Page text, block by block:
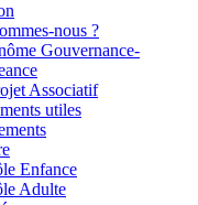
nous ?
Gouvernance-
Associatif
utiles
Enfance
Adulte